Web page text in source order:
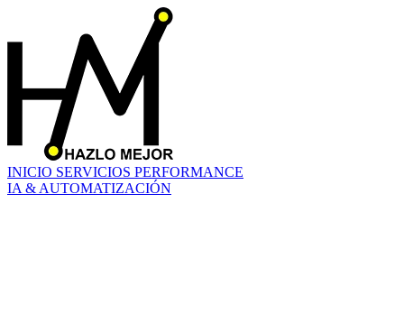
INICIO SERVICIOS PERFORMANCE
IA & AUTOMATIZACIÓN